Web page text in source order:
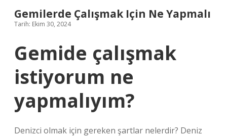
Gemilerde Çalışmak Için Ne Yapmalı
Tarih: Ekim 30, 2024
Gemide çalışmak
istiyorum ne
yapmalıyım?
Denizci olmak için gereken şartlar nelerdir? Deniz